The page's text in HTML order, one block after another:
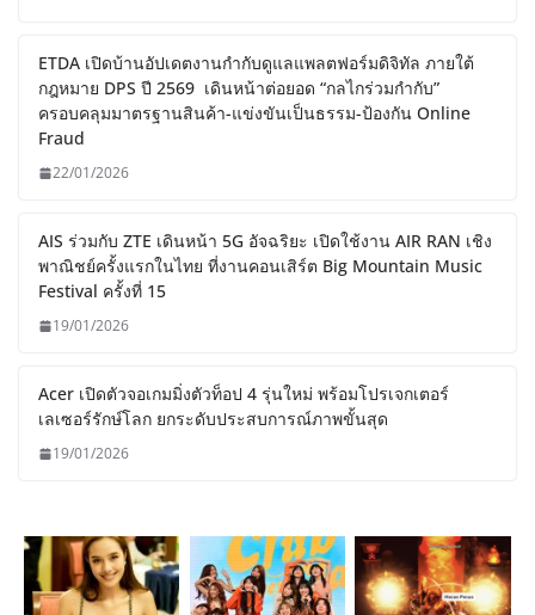
ETDA เปิดบ้านอัปเดตงานกำกับดูแลแพลตฟอร์มดิจิทัล ภายใต้
กฎหมาย DPS ปี 2569 เดินหน้าต่อยอด “กลไกร่วมกำกับ”
ครอบคลุมมาตรฐานสินค้า-แข่งขันเป็นธรรม-ป้องกัน Online
Fraud
22/01/2026
AIS ร่วมกับ ZTE เดินหน้า 5G อัจฉริยะ เปิดใช้งาน AIR RAN เชิง
พาณิชย์ครั้งแรกในไทย ที่งานคอนเสิร์ต Big Mountain Music
Festival ครั้งที่ 15
19/01/2026
Acer เปิดตัวจอเกมมิ่งตัวท็อป 4 รุ่นใหม่ พร้อมโปรเจกเตอร์
เลเซอร์รักษ์โลก ยกระดับประสบการณ์ภาพขั้นสุด
19/01/2026